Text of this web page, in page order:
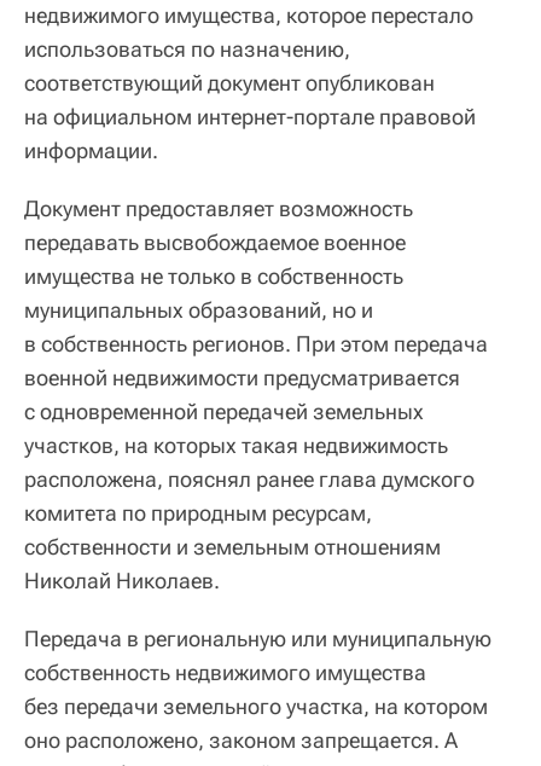
недвижимого имущества, которое перестало
использоваться по назначению,
соответствующий документ опубликован
на официальном интернет-портале правовой
информации.
Документ предоставляет возможность
передавать высвобождаемое военное
имущества не только в собственность
муниципальных образований, но и
в собственность регионов. При этом передача
военной недвижимости предусматривается
с одновременной передачей земельных
участков, на которых такая недвижимость
расположена, пояснял ранее глава думского
комитета по природным ресурсам,
собственности и земельным отношениям
Николай Николаев.
Передача в региональную или муниципальную
собственность недвижимого имущества
без передачи земельного участка, на котором
оно расположено, законом запрещается. А